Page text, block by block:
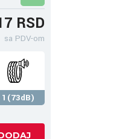
RSD
sa PDV-om
1(73dB)